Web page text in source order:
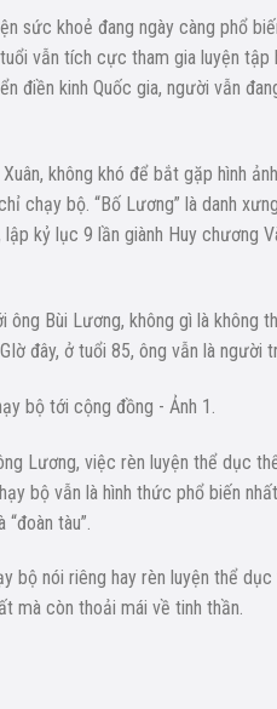
sức khoẻ đang ngày càng phổ
vẫn tích cực tham gia luyện
điền kinh Quốc gia, người vẫn
không khó để bắt gặp hình
chạy bộ. “Bố Lương” là danh
kỷ lục 9 lần giành Huy chương
Bùi Lương, không gì là không
đây, ở tuổi 85, ông vẫn là người
Lương, việc rèn luyện thể dục
bộ vẫn là hình thức phổ biến
tàu”.
bộ nói riêng hay rèn luyện thể
mà còn thoải mái về tinh thần.